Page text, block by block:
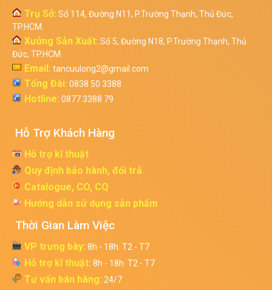
Trụ Sở: Số 114, Đường N11, P.Trường Thạnh, Thủ Đức,
TP.HCM.
Xưởng Sản Xuất: Số 5, Đường N18, P.Trường Thạnh, Thủ
Đức, TP.HCM.
Email: tancuulong2@gmail.com
Tổng Đài: 0838 50 3388
Hotline: 0877 3388 79
Hỗ Trợ Khách Hàng
Hỗ trợ kĩ thuật
Quy định bảo hành, đổi trả
Catalogue, CO, CQ
Hướng dẫn sử dụng sản phẩm
Thời Gian Làm Việc
VP trưng bày: 8h - 18h. T2 - T7
Hỗ trợ kĩ thuật: 8h - 18h. T2 - T7
Tư vấn bán hàng: 24/7